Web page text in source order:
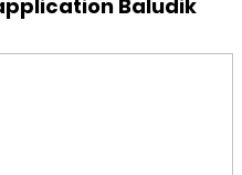
Baludik